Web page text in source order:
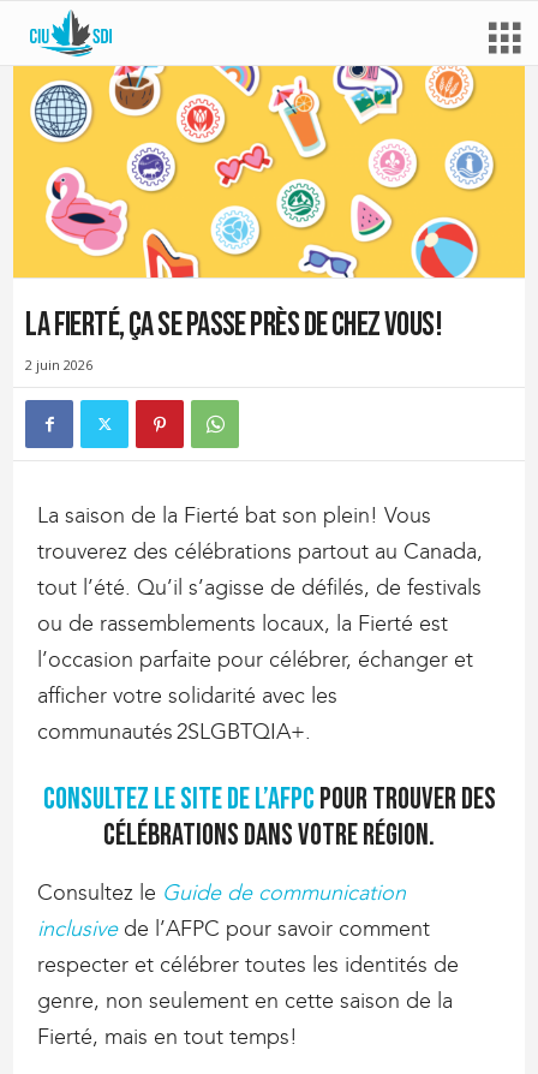
La Fierté, ça se passe près de chez vous!
2 juin 2026
La saison de la Fierté bat son plein! Vous
trouverez des célébrations partout au Canada,
tout l’été. Qu’il s’agisse de défilés, de festivals
ou de rassemblements locaux, la Fierté est
l’occasion parfaite pour célébrer, échanger et
afficher votre solidarité avec les
communautés 2SLGBTQIA+.
Consultez le site de l’AFPCpour trouver des
célébrations dans votre région.
Consultez le Guide de communication
inclusivede l’AFPC pour savoir comment
respecter et célébrer toutes les identités de
genre, non seulement en cette saison de la
Fierté, mais en tout temps!